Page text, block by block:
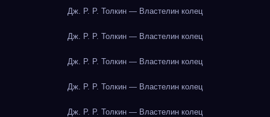
Дж. Р. Р. Толкин — Властелин колец
Дж. Р. Р. Толкин — Властелин колец
Дж. Р. Р. Толкин — Властелин колец
Дж. Р. Р. Толкин — Властелин колец
Дж. Р. Р. Толкин — Властелин колец